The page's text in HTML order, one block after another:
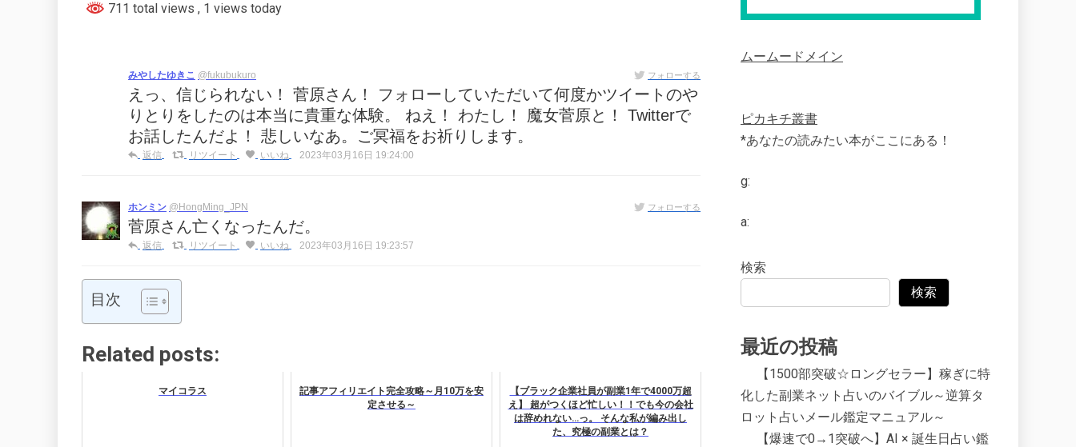
711 total views , 1 views today
みやしたゆきこ @fukubukuro フォローする
えっ、信じられない！ 菅原さん！ フォローしていただいて何度かツイートのや
りとりをしたのは本当に貴重な体験。 ねえ！ わたし！ 魔女菅原と！ Twitterで
お話したんだよ！ 悲しいなあ。ご冥福をお祈りします。
返信 リツイート いいね 2023年03月16日 19:24:00
ホンミン @HongMing_JPN フォローする
菅原さん亡くなったんだ。
返信 リツイート いいね 2023年03月16日 19:23:57
目次
Related posts:
マイコラス
記事アフィリエイト完全攻略～月10万を安
定させる～
【ブラック企業社員が副業1年で4000万超
え】 超がつくほど忙しい！！でも今の会社
は辞めれない…っ。 そんな私が編み出し
た、究極の副業とは？
ムームードメイン
ピカキチ叢書
*あなたの読みたい本がここにある！
g:
a:
検索
検索
最近の投稿
【1500部突破☆ロングセラー】稼ぎに特
化した副業ネット占いのバイブル～逆算タ
ロット占いメール鑑定マニュアル～
【爆速で0→1突破へ】AI × 誕生日占い鑑